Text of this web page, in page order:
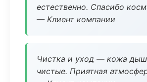
естественно. Спасибо
— Клиент компании
Чистка и уход — кожа
чистые. Приятная